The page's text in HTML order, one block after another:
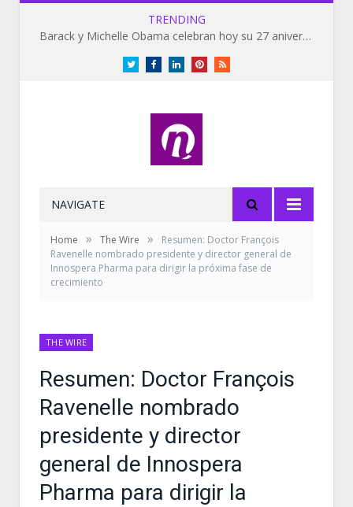
TRENDING
Barack y Michelle Obama celebran hoy su 27 aniversario de bodas
TwitterFacebookLinkedInPinterestRSS
NAVIGATE
Home » The Wire »
Resumen: Doctor François
Ravenelle nombrado presidente y director general de
Innospera Pharma para dirigir la próxima fase de
crecimiento
THE WIRE
Resumen: Doctor François
Ravenelle nombrado
presidente y director
general de Innospera
Pharma para dirigir la